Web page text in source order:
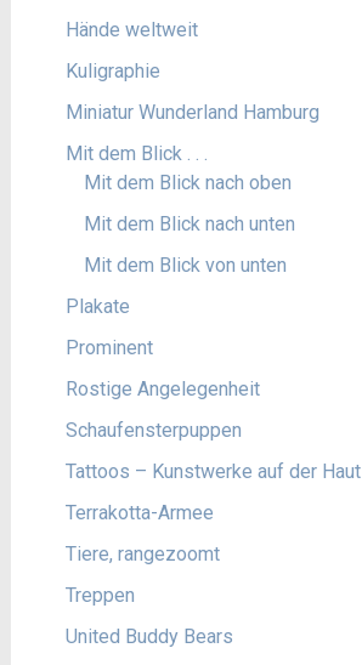
Hände weltweit
Kuligraphie
Miniatur Wunderland Hamburg
Mit dem Blick . . .
Mit dem Blick nach oben
Mit dem Blick nach unten
Mit dem Blick von unten
Plakate
Prominent
Rostige Angelegenheit
Schaufensterpuppen
Tattoos – Kunstwerke auf der Haut
Terrakotta-Armee
Tiere, rangezoomt
Treppen
United Buddy Bears